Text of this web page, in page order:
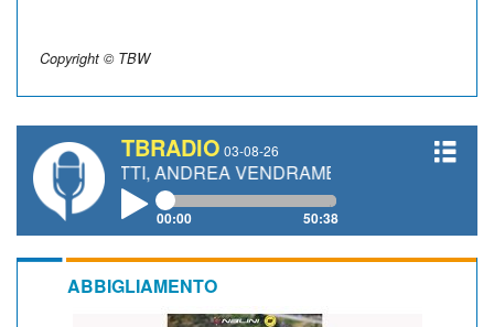
Copyright © TBW
TBRADIO 03-08-26
ANDREA VENDRAME, FILIPPO FIORELLI
00:00 50:38
ABBIGLIAMENTO